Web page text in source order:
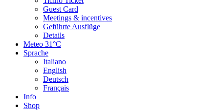
Guest Card
Meetings & incentives
Geführte Ausflüge
Details
Meteo 31°C
Sprache
Italiano
English
Deutsch
Français
Info
Shop